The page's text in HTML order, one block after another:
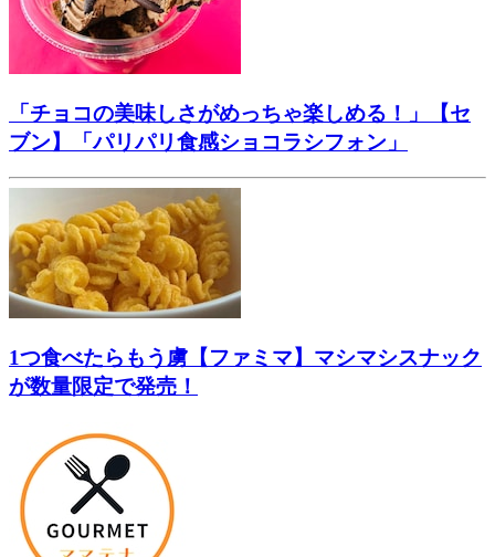
「チョコの美味しさがめっちゃ楽しめる！」【セ
ブン】「パリパリ食感ショコラシフォン」
1つ食べたらもう虜【ファミマ】マシマシスナック
が数量限定で発売！